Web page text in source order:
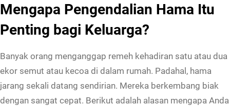
Mengapa Pengendalian Hama Itu
Penting bagi Keluarga?
Banyak orang menganggap remeh kehadiran satu atau dua
ekor semut atau kecoa di dalam rumah. Padahal, hama
jarang sekali datang sendirian. Mereka berkembang biak
dengan sangat cepat. Berikut adalah alasan mengapa Anda